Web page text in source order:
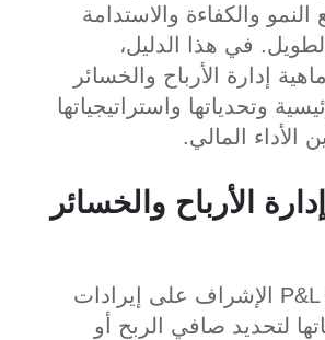
والكفاءة والاستدامة
في هذا الدليل،
إدارة الأرباح والخسائر
وتحدياتها واستراتيجياتها
الأداء المالي.
الأرباح والخسائر
تتضمن إدارة P&L الإشراف على إيرادات
لتحديد صافي الربح أو